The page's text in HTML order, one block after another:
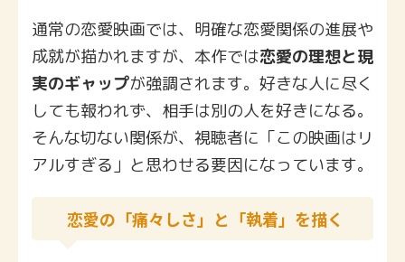
通常の恋愛映画では、明確な恋愛関係の進展や
成就が描かれますが、本作では恋愛の理想と現
実のギャップが強調されます。好きな人に尽く
しても報われず、相手は別の人を好きになる。
そんな切ない関係が、視聴者に「この映画はリ
アルすぎる」と思わせる要因になっています。
恋愛の「痛々しさ」と「執着」を描く